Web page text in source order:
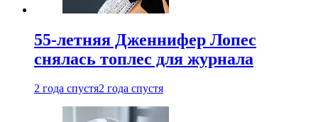
55-летняя Дженнифер Лопес
снялась топлес для журнала
2 года спустя2 года спустя